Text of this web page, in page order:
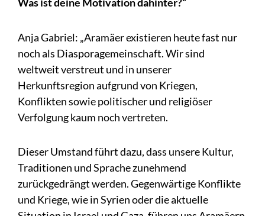
Anja Gabriel: „Aramäer existieren heute fast nur
noch als Diasporagemeinschaft. Wir sind
weltweit verstreut und in unserer
Herkunftsregion aufgrund von Kriegen,
Konflikten sowie politischer und religiöser
Verfolgung kaum noch vertreten.
Dieser Umstand führt dazu, dass unsere Kultur,
Traditionen und Sprache zunehmend
zurückgedrängt werden. Gegenwärtige Konflikte
und Kriege, wie in Syrien oder die aktuelle